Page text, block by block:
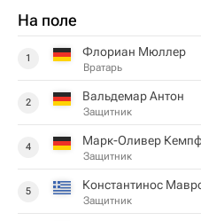
На поле
1 Флориан Мюллер
Вратарь
2 Вальдемар Антон
Защитник
4 Марк-Оливер
Защитник
5 Константинос
Защитник